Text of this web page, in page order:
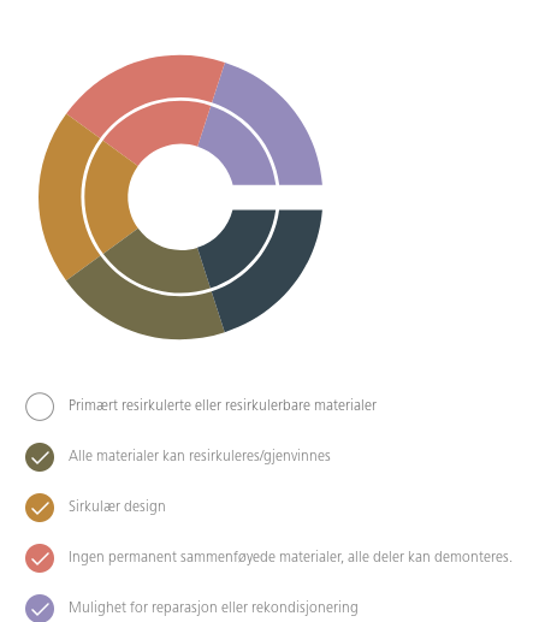
Primært resirkulerte eller resirkulerbare materialer
Alle materialer kan resirkuleres/gjenvinnes
Sirkulær design
Ingen permanent sammenføyede materialer, alle deler kan demonteres.
Mulighet for reparasjon eller rekondisjonering